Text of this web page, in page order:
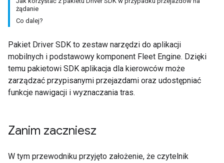
żądanie
Co dalej?
Pakiet Driver SDK to zestaw narzędzi do aplikacji
mobilnych i podstawowy komponent Fleet Engine. Dzięki
temu pakietowi SDK aplikacja dla kierowców może
zarządzać przypisanymi przejazdami oraz udostępniać
funkcje nawigacji i wyznaczania tras.
Zanim zaczniesz
W tym przewodniku przyjęto założenie, że czytelnik